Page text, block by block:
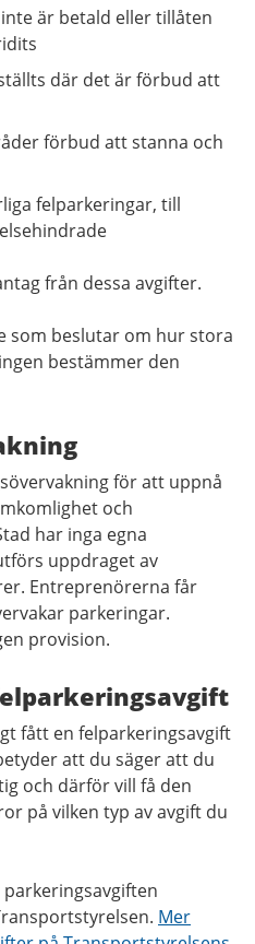
är betald eller tillåten
där det är förbud att
förbud att stanna och
felparkeringar, till
från dessa avgifter.
som beslutar om hur stora
bestämmer den
för att uppnå
och
har inga egna
uppdraget av
Entreprenörerna får
parkeringar.
provision.
fått en felparkeringsavgift
att du säger att du
och därför vill få den
på vilken typ av avgift du
Mer